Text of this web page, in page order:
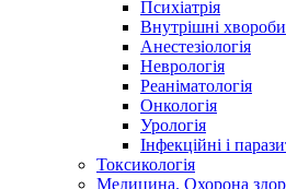
Психіатрія
Внутрішні хвороби
Анестезіологія
Неврологія
Реаніматологія
Онкологія
Урологія
Інфекційні і
Токсикологія
Медицина. Охорона